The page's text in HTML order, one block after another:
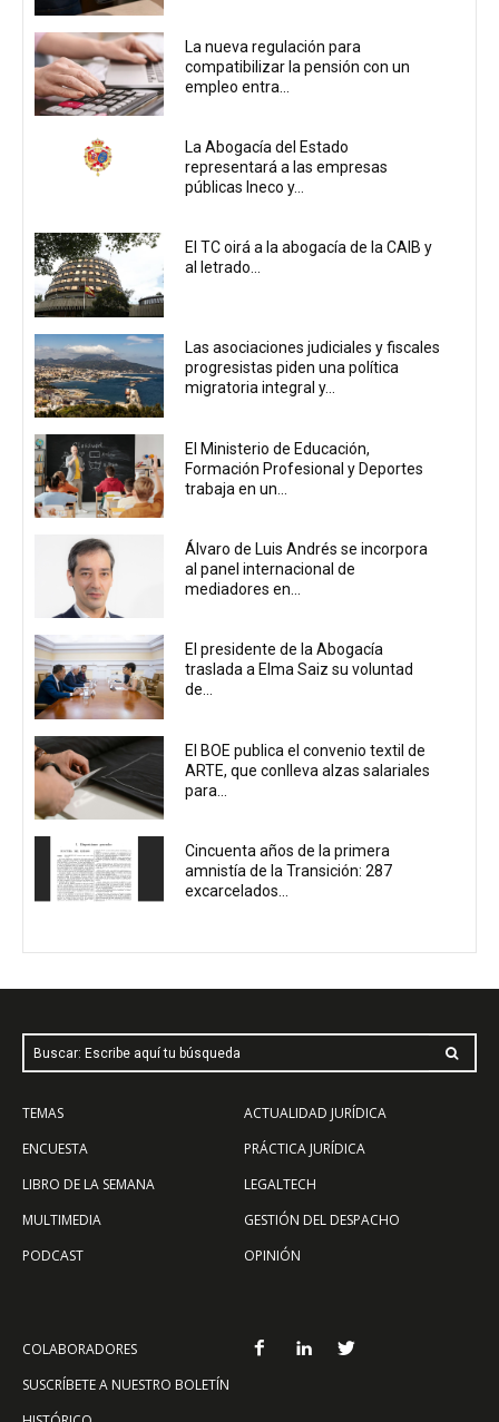
La nueva regulación para
compatibilizar la pensión con un
empleo entra...
La Abogacía del Estado
representará a las empresas
públicas Ineco y...
El TC oirá a la abogacía de la CAIB y
al letrado...
Las asociaciones judiciales y fiscales
progresistas piden una política
migratoria integral y...
El Ministerio de Educación,
Formación Profesional y Deportes
trabaja en un...
Álvaro de Luis Andrés se incorpora
al panel internacional de
mediadores en...
El presidente de la Abogacía
traslada a Elma Saiz su voluntad
de...
El BOE publica el convenio textil de
ARTE, que conlleva alzas salariales
para...
Cincuenta años de la primera
amnistía de la Transición: 287
excarcelados...
Buscar: Escribe aquí tu búsqueda
TEMAS
ENCUESTA
LIBRO DE LA SEMANA
MULTIMEDIA
PODCAST
ACTUALIDAD JURÍDICA
PRÁCTICA JURÍDICA
LEGALTECH
GESTIÓN DEL DESPACHO
OPINIÓN
COLABORADORES
SUSCRÍBETE A NUESTRO BOLETÍN